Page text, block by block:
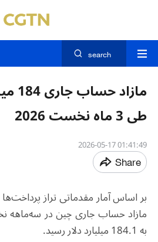
search
طی 3 ‌ماه نخست 2026
01:41:49 2026-05-17
Share
بر اساس آمار مقدماتی تراز
مازاد حساب جاری چین در سه‌ماهه
به 184.1 میلیارد دلار رسید
.